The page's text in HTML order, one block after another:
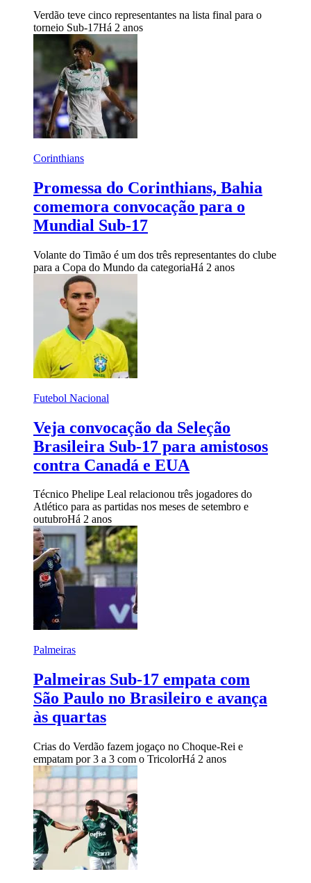
Verdão teve cinco representantes na lista final para o
torneio Sub-17Há 2 anos
Corinthians
Promessa do Corinthians, Bahia
comemora convocação para o
Mundial Sub-17
Volante do Timão é um dos três representantes do clube
para a Copa do Mundo da categoriaHá 2 anos
Futebol Nacional
Veja convocação da Seleção
Brasileira Sub-17 para amistosos
contra Canadá e EUA
Técnico Phelipe Leal relacionou três jogadores do
Atlético para as partidas nos meses de setembro e
outubroHá 2 anos
Palmeiras
Palmeiras Sub-17 empata com
São Paulo no Brasileiro e avança
às quartas
Crias do Verdão fazem jogaço no Choque-Rei e
empatam por 3 a 3 com o TricolorHá 2 anos